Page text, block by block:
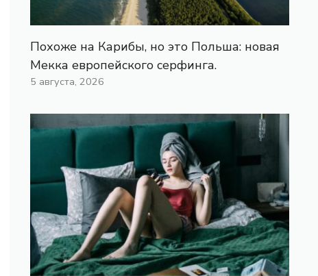
Похоже на Карибы, но это Польша: новая
Мекка европейского серфинга.
5 августа, 2026